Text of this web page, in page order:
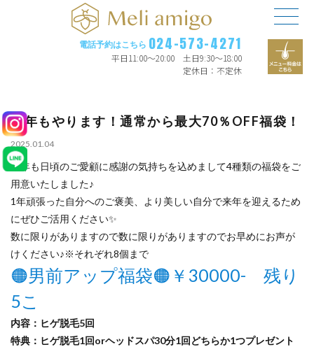
電話予約はこちら 024-573-4271
平日11:00〜20:00 土日9:30〜18:00
定休日：不定休
今年もやります！通常から最大70％OFF福袋！
2025.01.04
今年も日頃のご愛顧に感謝の気持ちを込めまして4種類の福袋をご
用意いたしました♪
1年頑張った自分へのご褒美、より美しい自分で来年を迎えるため
にぜひご活用ください✨
数に限りがありますので数に限りがありますのでお早めにお声が
けください♪※それぞれ8個まで
🟠男前アップ福袋🟠￥30000- 残り
5こ
️内容：ヒゲ脱毛5回
特典：ヒゲ脱毛1回orヘッドスパ30分1回どちらか1つプレゼント